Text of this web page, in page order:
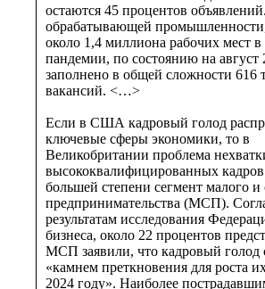
остаются 45 процентов
обрабатывающей
около 1,4 миллиона рабочих мест в
пандемии, по состоянию на август
заполнено в общей сложности 616
вакансий. <…>
Если в США кадровый голод
ключевые сферы экономики, то в
Великобритании проблема
высококвалифицированных кадров
большей степени сегмент малого и
предпринимательства (МСП).
результатам исследования
бизнеса, около 22 процентов
МСП заявили, что кадровый голод
«камнем преткновения для роста
2024 году». Наиболее